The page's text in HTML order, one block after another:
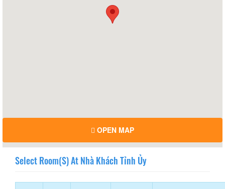
OPEN MAP
Select Room(s) At Nhà Khách Tỉnh Ủy